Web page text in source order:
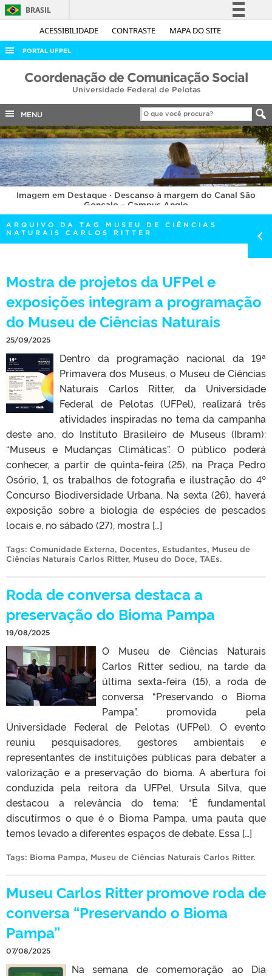
ACESSIBILIDADE CONTRASTE MAPA DO SITE
BRASIL
Simplifique!
Acesso à informação
Legislação
Canais
PORTAL UFPEL
ACESSO À INFORMAÇÃO
COBALTO
CONCURSOS
EDITAIS
INTERNACIONAL
OUVIDORIA
PORTARIAS
TELEFONES
Coordenação de Comunicação Social
Universidade Federal de Pelotas
MENU
Imagem em Destaque · Descanso à margem do Canal São
Gonçalo – Campus Anglo
ARQUIVO DA TAG MUSEU DE CIÊNCIAS
NATURAIS CARLOS RITTER
Mostra de projetos da UFPel e
exposições integram a programação
do Museu de Ciências Naturais
25/09/2025
Dentro da programação nacional da 19ª
Primavera dos Museus, o Museu de Ciências
Naturais Carlos Ritter, da Universidade
Federal de Pelotas (UFPel), realizará três
atividades inspiradas no tema da campanha
deste ano, do Instituto Brasileiro de Museus (Ibram):
“Museus e Mudanças Climáticas”. O público poderá
conhecer, a partir de quinta-feira (25), na Praça Pedro
Osório, 1, os trabalhos de fotografia e ilustração do 4º
Concurso Biodiversidade Urbana. Na sexta (26), haverá
exposição sobre a biologia de espécies de pescados
locais e, no sábado (27), mostra […]
Tags: Comunidade Externa, Docentes, Estudantes, Museu de
Ciências Naturais Carlos Ritter, Museu do Doce, TAEs.
Roda de conversa destaca a
preservação do Bioma Pampa
19/08/2025
O Museu de Ciências Naturais
Carlos Ritter sediou, na tarde da
última sexta-feira (15), a roda de
conversa “Preservando o Bioma
Pampa”, promovida pela
Universidade Federal de Pelotas (UFPel). O evento
reuniu pesquisadores, gestores ambientais e
representantes de instituições públicas para debater a
valorização e a preservação do bioma. A abertura foi
conduzida pela reitora da UFPel, Ursula Silva, que
destacou a relevância do tema: “É fundamental
discutirmos o que é o Bioma Pampa, uma pauta que
temos levado a diferentes espaços de debate. Essa […]
Tags: Bioma Pampa, Museu de Ciências Naturais Carlos Ritter.
Museu Carlos Ritter promove roda de
conversa “Preservando o Bioma
Pampa”
07/08/2025
Na semana de comemoração ao Dia